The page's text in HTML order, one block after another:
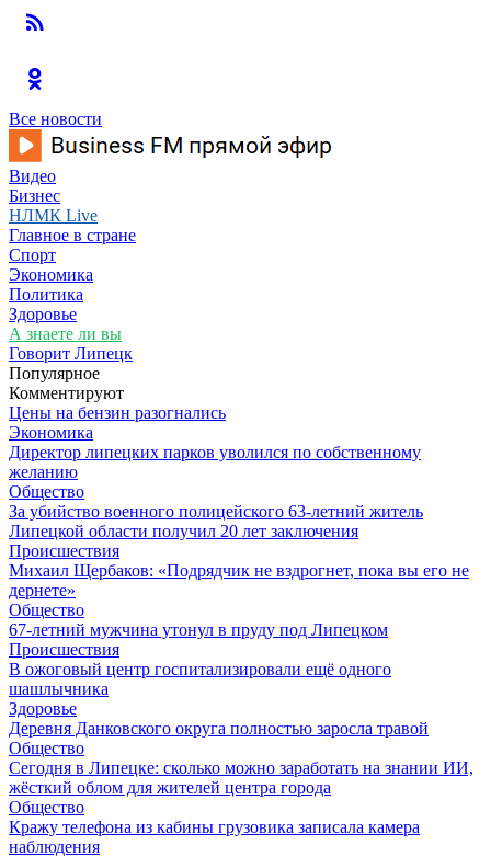
Все новости
Видео
Бизнес
НЛМК Live
Главное в стране
Спорт
Экономика
Политика
Здоровье
А знаете ли вы
Говорит Липецк
Популярное
Комментируют
Цены на бензин разогнались
Экономика
Директор липецких парков уволился по собственному
желанию
Общество
За убийство военного полицейского 63-летний житель
Липецкой области получил 20 лет заключения
Происшествия
Михаил Щербаков: «Подрядчик не вздрогнет, пока вы его не
дернете»
Общество
67-летний мужчина утонул в пруду под Липецком
Происшествия
В ожоговый центр госпитализировали ещё одного
шашлычника
Здоровье
Деревня Данковского округа полностью заросла травой
Общество
Сегодня в Липецке: сколько можно заработать на знании ИИ,
жёсткий облом для жителей центра города
Общество
Кражу телефона из кабины грузовика записала камера
наблюдения